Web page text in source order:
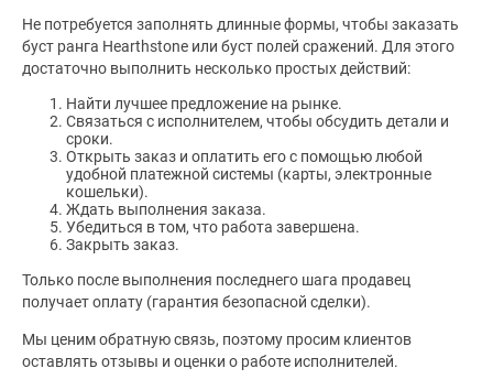
Не потребуется заполнять длинные формы, чтобы заказать
буст ранга Hearthstone или буст полей сражений. Для этого
достаточно выполнить несколько простых действий:
Найти лучшее предложение на рынке.
Связаться с исполнителем, чтобы обсудить детали и
сроки.
Открыть заказ и оплатить его с помощью любой
удобной платежной системы (карты, электронные
кошельки).
Ждать выполнения заказа.
Убедиться в том, что работа завершена.
Закрыть заказ.
Только после выполнения последнего шага продавец
получает оплату (гарантия безопасной сделки).
Мы ценим обратную связь, поэтому просим клиентов
оставлять отзывы и оценки о работе исполнителей.